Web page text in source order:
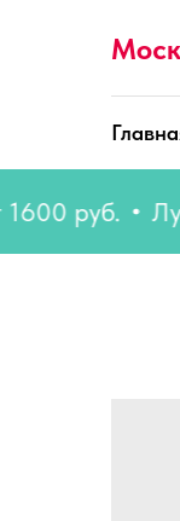
руб.